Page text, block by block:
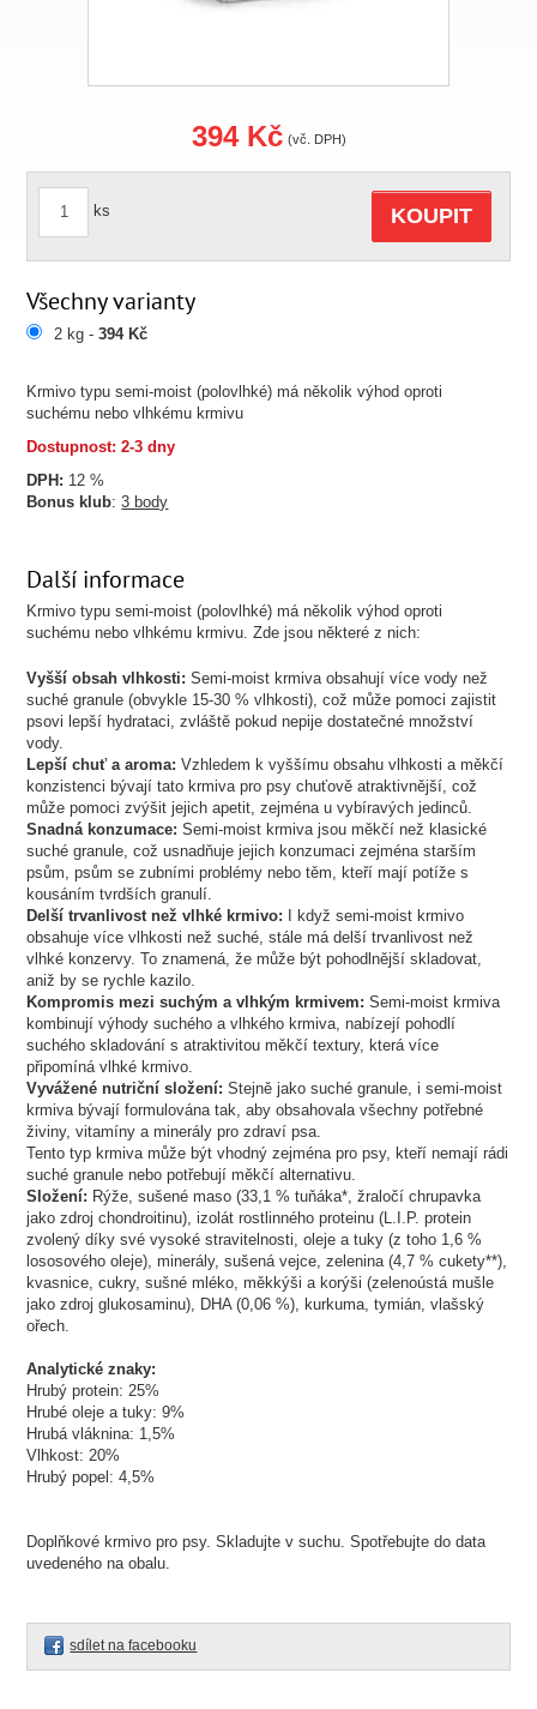
Krmivo typu semi-moist (polovlhké) má několik výhod oproti
suchému nebo vlhkému krmivu
Dostupnost: 2-3 dny
DPH: 12 %
Bonus klub:3 body
394 Kč (vč. DPH)
ks KOUPIT
Všechny varianty
2 kg -394 Kč
Další informace
Krmivo typu semi-moist (polovlhké) má několik výhod oproti
suchému nebo vlhkému krmivu. Zde jsou některé z nich:
Vyšší obsah vlhkosti: Semi-moist krmiva obsahují více vody než
suché granule (obvykle 15-30 % vlhkosti), což může pomoci zajistit
psovi lepší hydrataci, zvláště pokud nepije dostatečné množství
vody.
Lepší chuť a aroma: Vzhledem k vyššímu obsahu vlhkosti a měkčí
konzistenci bývají tato krmiva pro psy chuťově atraktivnější, což
může pomoci zvýšit jejich apetit, zejména u vybíravých jedinců.
Snadná konzumace: Semi-moist krmiva jsou měkčí než klasické
suché granule, což usnadňuje jejich konzumaci zejména starším
psům, psům se zubními problémy nebo těm, kteří mají potíže s
kousáním tvrdších granulí.
Delší trvanlivost než vlhké krmivo: I když semi-moist krmivo
obsahuje více vlhkosti než suché, stále má delší trvanlivost než
vlhké konzervy. To znamená, že může být pohodlnější skladovat,
aniž by se rychle kazilo.
Kompromis mezi suchým a vlhkým krmivem: Semi-moist krmiva
kombinují výhody suchého a vlhkého krmiva, nabízejí pohodlí
suchého skladování s atraktivitou měkčí textury, která více
připomíná vlhké krmivo.
Vyvážené nutriční složení: Stejně jako suché granule, i semi-moist
krmiva bývají formulována tak, aby obsahovala všechny potřebné
živiny, vitamíny a minerály pro zdraví psa.
Tento typ krmiva může být vhodný zejména pro psy, kteří nemají rádi
suché granule nebo potřebují měkčí alternativu.
Složení: Rýže, sušené maso (33,1 % tuňáka*, žraločí chrupavka
jako zdroj chondroitinu), izolát rostlinného proteinu (L.I.P. protein
zvolený díky své vysoké stravitelnosti, oleje a tuky (z toho 1,6 %
lososového oleje), minerály, sušená vejce, zelenina (4,7 % cukety**),
kvasnice, cukry, sušné mléko, měkkýši a korýši (zelenoústá mušle
jako zdroj glukosaminu), DHA (0,06 %), kurkuma, tymián, vlašský
ořech.
Analytické znaky:
Hrubý protein: 25%
Hrubé oleje a tuky: 9%
Hrubá vláknina: 1,5%
Vlhkost: 20%
Hrubý popel: 4,5%
Doplňkové krmivo pro psy. Skladujte v suchu. Spotřebujte do data
uvedeného na obalu.
sdílet na facebooku